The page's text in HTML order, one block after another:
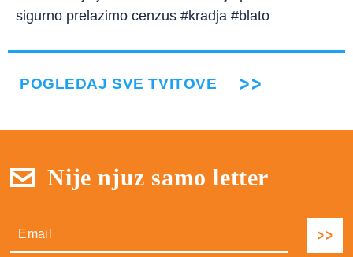
sigurno prelazimo cenzus #kradja #blato
POGLEDAJ SVE TVITOVE
Nije njuz samo letter